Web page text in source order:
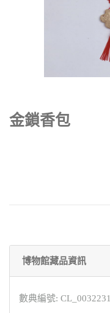
金鎖香包
博物館藏品資訊
數典編號: CL_0032231